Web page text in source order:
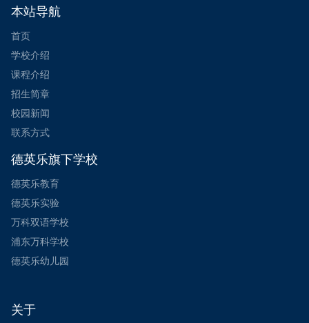
本站导航
首页
学校介绍
课程介绍
招生简章
校园新闻
联系方式
德英乐旗下学校
德英乐教育
德英乐实验
万科双语学校
浦东万科学校
德英乐幼儿园
关于